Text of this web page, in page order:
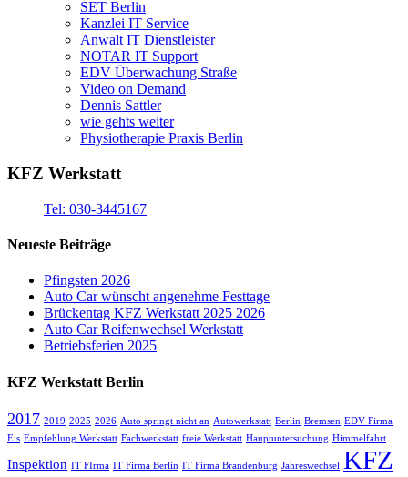
SET Berlin
Kanzlei IT Service
Anwalt IT Dienstleister
NOTAR IT Support
EDV Überwachung Straße
Video on Demand
Dennis Sattler
wie gehts weiter
Physiotherapie Praxis Berlin
KFZ Werkstatt
Tel: 030-3445167
Neueste Beiträge
Pfingsten 2026
Auto Car wünscht angenehme Festtage
Brückentag KFZ Werkstatt 2025 2026
Auto Car Reifenwechsel Werkstatt
Betriebsferien 2025
KFZ Werkstatt Berlin
2017 2019 2025 2026 Auto springt nicht an Autowerkstatt Berlin Bremsen EDV Firma
Eis Empfehlung Werkstatt Fachwerkstatt freie Werkstatt Hauptuntersuchung Himmelfahrt
Inspektion IT FIrma IT Firma Berlin IT Firma Brandenburg Jahreswechsel KFZ